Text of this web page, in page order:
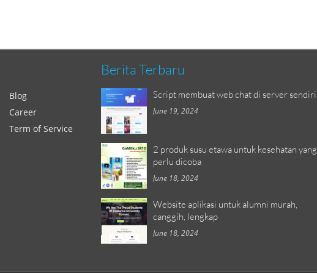
Blog
Career
Term of Service
Berita Terbaru
Script membuat web chat di server sendiri
June 19, 2024
2 produk susu etawa untuk kesehatan yang
perlu dicoba
June 18, 2024
Website aplikasi untuk alumni murah,
canggih, lengkap
June 18, 2024